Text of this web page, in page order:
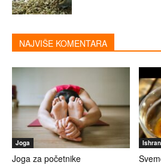
NAJVIŠE KOMENTARA
Joga
Joga za početnike